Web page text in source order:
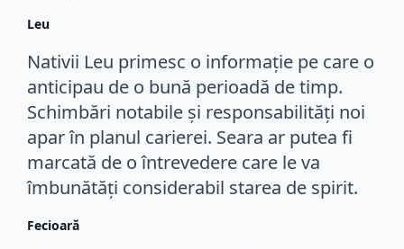
Leu
Nativii Leu primesc o informație pe care o
anticipau de o bună perioadă de timp.
Schimbări notabile și responsabilități noi
apar în planul carierei. Seara ar putea fi
marcată de o întrevedere care le va
îmbunătăți considerabil starea de spirit.
Fecioară